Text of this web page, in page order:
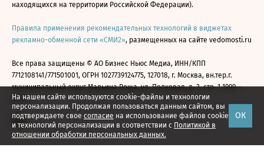
На нашем сайте используются cookie-файлы и технологии
персонализации. Продолжая пользоваться данным сайтом, вы
подтверждаете свое согласие на использование файлов cookie
и технологий персонализации в соответствии с Политикой в
отношении обработки персональных данных.
ОК
находящихся на территории Российской Федерации).
Правила применения рекомендательных технологий в виджетах
рекламно-обменной сети «СМИ2», размещенных на сайте vedomosti.ru
Все права защищены © АО Бизнес Ньюс Медиа, ИНН/КПП
7712108141/771501001, ОГРН 1027739124775, 127018, г. Москва, вн.тер.г.
муниципальный округ Марьина Роща, ул. Полковая, д. 3, стр. 1 1999—
2026